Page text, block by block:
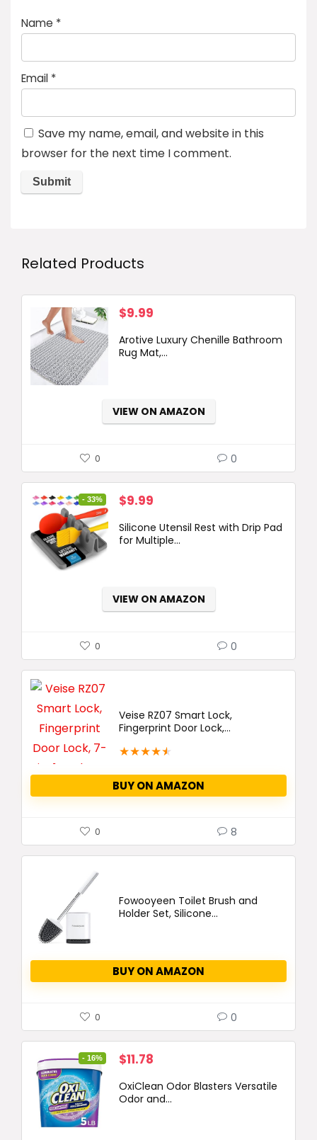
Name *
Email *
Save my name, email, and website in this
browser for the next time I comment.
Related Products
$9.99
Arotive Luxury Chenille Bathroom
Rug Mat,...
VIEW ON AMAZON
0 0
- 33%
Original
was:
$9.99
is:
Silicone Utensil Rest with Drip Pad
for Multiple...
VIEW ON AMAZON
0 0
Veise RZ07 Smart Lock,
Fingerprint Door Lock,...
★★★★★
BUY ON AMAZON
0 8
Fowooyeen Toilet Brush and
Holder Set, Silicone...
BUY ON AMAZON
0 0
- 16%
Original
was:
$11.78
is:
OxiClean Odor Blasters Versatile
Odor and...